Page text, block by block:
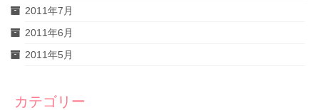
2011年7月
2011年6月
2011年5月
カテゴリー